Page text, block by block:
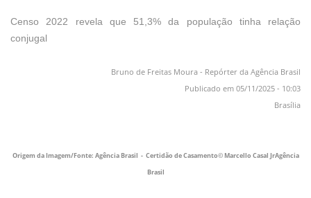
Censo 2022 revela que 51,3% da população tinha relação
conjugal
Bruno de Freitas Moura - Repórter da Agência Brasil
Publicado em 05/11/2025 - 10:03
Brasília
Origem da Imagem/Fonte: Agência Brasil - Certidão de Casamento© Marcello Casal JrAgência
Brasil